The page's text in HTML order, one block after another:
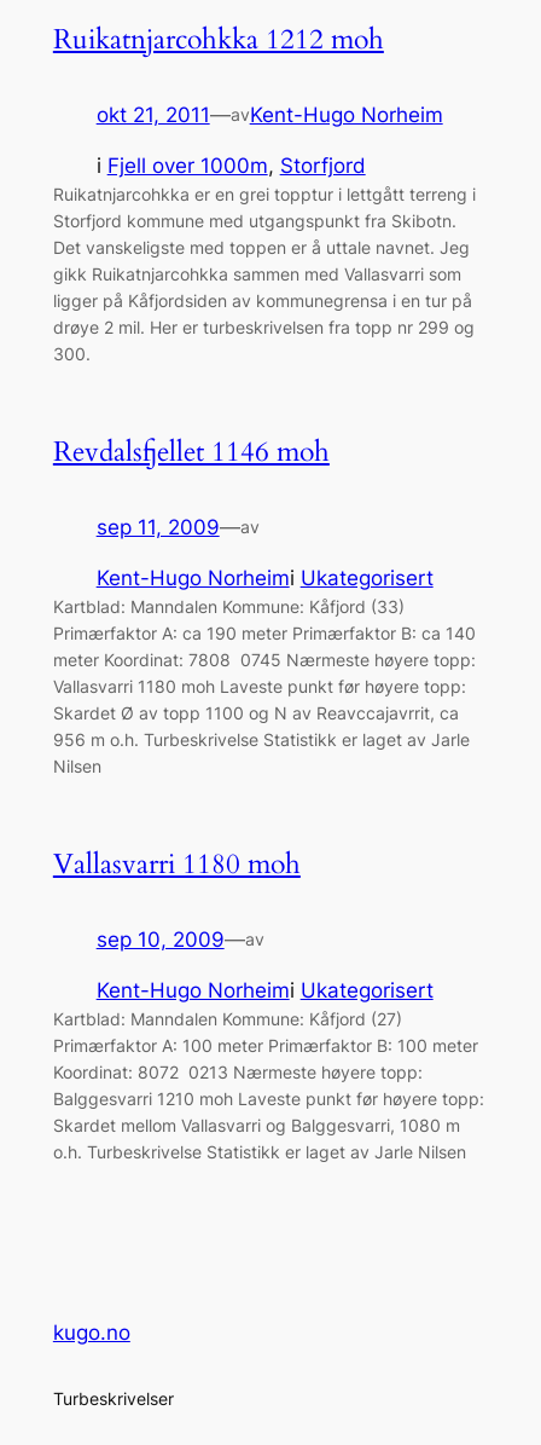
Ruikatnjarcohkka 1212 moh
okt 21, 2011—avKent-Hugo Norheim
i Fjell over 1000m, Storfjord
Ruikatnjarcohkka er en grei topptur i lettgått terreng i
Storfjord kommune med utgangspunkt fra Skibotn.
Det vanskeligste med toppen er å uttale navnet. Jeg
gikk Ruikatnjarcohkka sammen med Vallasvarri som
ligger på Kåfjordsiden av kommunegrensa i en tur på
drøye 2 mil. Her er turbeskrivelsen fra topp nr 299 og
300.
Revdalsfjellet 1146 moh
sep 11, 2009—av
Kent-Hugo Norheimi Ukategorisert
Kartblad: Manndalen Kommune: Kåfjord (33)
Primærfaktor A: ca 190 meter Primærfaktor B: ca 140
meter Koordinat: 7808 0745 Nærmeste høyere topp:
Vallasvarri 1180 moh Laveste punkt før høyere topp:
Skardet Ø av topp 1100 og N av Reavccajavrrit, ca
956 m o.h. Turbeskrivelse Statistikk er laget av Jarle
Nilsen
Vallasvarri 1180 moh
sep 10, 2009—av
Kent-Hugo Norheimi Ukategorisert
Kartblad: Manndalen Kommune: Kåfjord (27)
Primærfaktor A: 100 meter Primærfaktor B: 100 meter
Koordinat: 8072 0213 Nærmeste høyere topp:
Balggesvarri 1210 moh Laveste punkt før høyere topp:
Skardet mellom Vallasvarri og Balggesvarri, 1080 m
o.h. Turbeskrivelse Statistikk er laget av Jarle Nilsen
kugo.no
Turbeskrivelser